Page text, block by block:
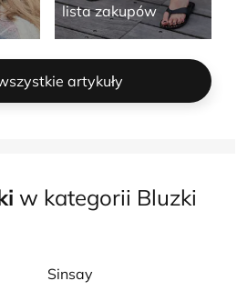
lista zakupów
artykuły
w kategorii Bluzki
Sinsay